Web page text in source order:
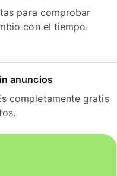
para comprobar
con el tiempo.
anuncios
completamente gratis